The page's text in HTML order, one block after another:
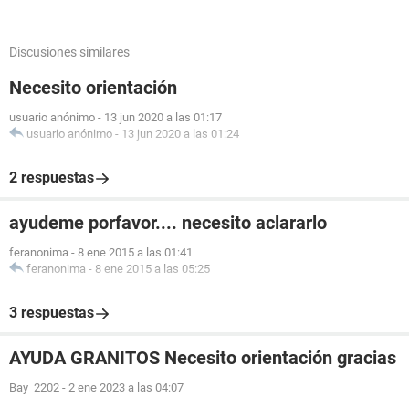
Discusiones similares
Necesito orientación
usuario anónimo - 13 jun 2020 a las 01:17
usuario anónimo - 13 jun 2020 a las 01:24
2 respuestas
ayudeme porfavor.... necesito aclararlo
feranonima - 8 ene 2015 a las 01:41
feranonima - 8 ene 2015 a las 05:25
3 respuestas
AYUDA GRANITOS Necesito orientación gracias
Bay_2202 - 2 ene 2023 a las 04:07